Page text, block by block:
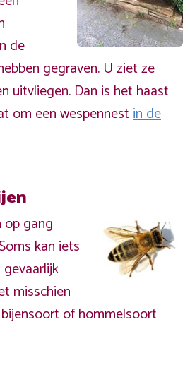
de
gegraven. U ziet ze
uitvliegen. Dan is het haast
om een wespennestin de
op gang
kan iets
misschien
of hommelsoort